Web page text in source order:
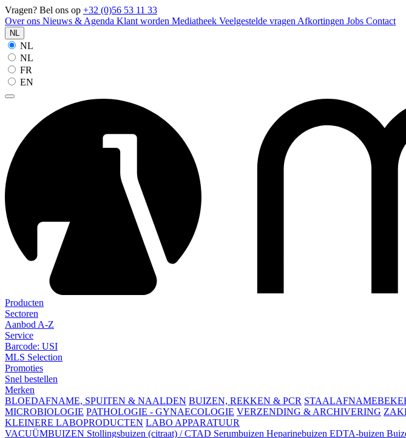
Vragen? Bel ons op +32 (0)56 53 11 33
Over ons Nieuws & Agenda Klant worden Mediatheek Veelgestelde vragen Afkortingen Jobs Contact
NL
NL
NL
FR
EN
Producten
Sectoren
Aanbod A-Z
Service
Barcode: USI
MLS Selection
Promoties
Snel bestellen
Merken
BLOEDAFNAME, SPUITEN & NAALDEN BUIZEN, REKKEN & PCR
MICROBIOLOGIE PATHOLOGIE - GYNAECOLOGIE VERZENDING & ARCHIVERING
KLEINERE LABOPRODUCTEN LABO APPARATUUR
VACUÜMBUIZEN Stollingsbuizen (citraat) / CTAD Serumbuizen Heparinebuizen EDTA-buizen